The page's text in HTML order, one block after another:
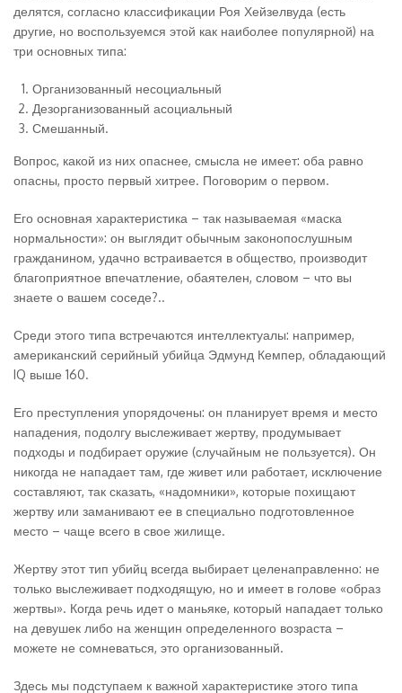
делятся, согласно классификации Роя Хейзелвуда (есть
другие, но воспользуемся этой как наиболее популярной) на
три основных типа:
Организованный несоциальный
Дезорганизованный асоциальный
Смешанный.
Вопрос, какой из них опаснее, смысла не имеет: оба равно
опасны, просто первый хитрее. Поговорим о первом.
Его основная характеристика – так называемая «маска
нормальности»: он выглядит обычным законопослушным
гражданином, удачно встраивается в общество, производит
благоприятное впечатление, обаятелен, словом – что вы
знаете о вашем соседе?..
Среди этого типа встречаются интеллектуалы: например,
американский серийный убийца Эдмунд Кемпер, обладающий
IQ выше 160.
Его преступления упорядочены: он планирует время и место
нападения, подолгу выслеживает жертву, продумывает
подходы и подбирает оружие (случайным не пользуется). Он
никогда не нападает там, где живет или работает, исключение
составляют, так сказать, «надомники», которые похищают
жертву или заманивают ее в специально подготовленное
место – чаще всего в свое жилище.
Жертву этот тип убийц всегда выбирает целенаправленно: не
только выслеживает подходящую, но и имеет в голове «образ
жертвы». Когда речь идет о маньяке, который нападает только
на девушек либо на женщин определенного возраста –
можете не сомневаться, это организованный.
Здесь мы подступаем к важной характеристике этого типа